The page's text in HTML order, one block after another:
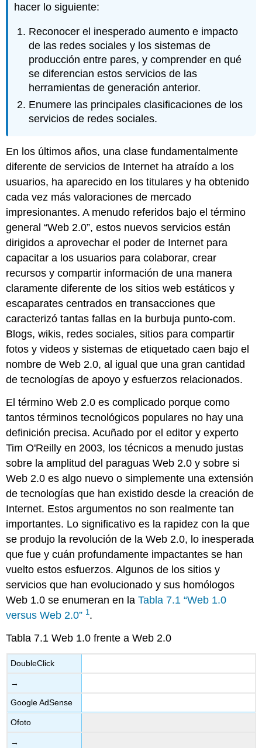
hacer lo siguiente:
Reconocer el inesperado aumento e impacto
de las redes sociales y los sistemas de
producción entre pares, y comprender en qué
se diferencian estos servicios de las
herramientas de generación anterior.
Enumere las principales clasificaciones de los
servicios de redes sociales.
En los últimos años, una clase fundamentalmente
diferente de servicios de Internet ha atraído a los
usuarios, ha aparecido en los titulares y ha obtenido
cada vez más valoraciones de mercado
impresionantes. A menudo referidos bajo el término
general “Web 2.0”, estos nuevos servicios están
dirigidos a aprovechar el poder de Internet para
capacitar a los usuarios para colaborar, crear
recursos y compartir información de una manera
claramente diferente de los sitios web estáticos y
escaparates centrados en transacciones que
caracterizó tantas fallas en la burbuja punto-com.
Blogs, wikis, redes sociales, sitios para compartir
fotos y videos y sistemas de etiquetado caen bajo el
nombre de Web 2.0, al igual que una gran cantidad
de tecnologías de apoyo y esfuerzos relacionados.
El término Web 2.0 es complicado porque como
tantos términos tecnológicos populares no hay una
definición precisa. Acuñado por el editor y experto
Tim O'Reilly en 2003, los técnicos a menudo justas
sobre la amplitud del paraguas Web 2.0 y sobre si
Web 2.0 es algo nuevo o simplemente una extensión
de tecnologías que han existido desde la creación de
Internet. Estos argumentos no son realmente tan
importantes. Lo significativo es la rapidez con la que
se produjo la revolución de la Web 2.0, lo inesperada
que fue y cuán profundamente impactantes se han
vuelto estos esfuerzos. Algunos de los sitios y
servicios que han evolucionado y sus homólogos
Web 1.0 se enumeran en laTabla 7.1 “Web 1.0
versus Web 2.0” 1.
Tabla 7.1 Web 1.0 frente a Web 2.0
DoubleClick
→
Google AdSense
Ofoto
→